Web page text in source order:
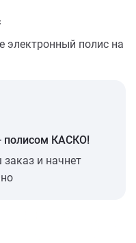
электронный полис на
полисом КАСКО!
и начнет